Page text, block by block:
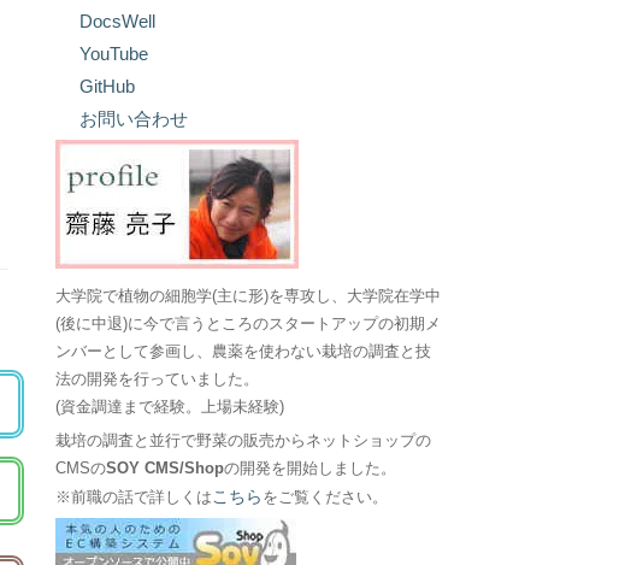
DocsWell
YouTube
GitHub
お問い合わせ
大学院で植物の細胞学(主に形)を専攻し、大学院在学中
(後に中退)に今で言うところのスタートアップの初期メ
ンバーとして参画し、農薬を使わない栽培の調査と技
法の開発を行っていました。
(資金調達まで経験。上場未経験)
栽培の調査と並行で野菜の販売からネットショップの
CMSのSOY CMS/Shopの開発を開始しました。
※前職の話で詳しくは こちら をご覧ください。